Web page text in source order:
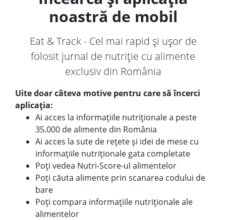
noastră de mobil
Eat & Track - Cel mai rapid și ușor de
folosit jurnal de nutriție cu alimente
exclusiv din România
Uite doar câteva motive pentru care să încerci
aplicația:
Ai acces la informațiile nutriționale a peste
35.000 de alimente din România
Ai acces la sute de rețete și idei de mese cu
informațiile nutriționale gata completate
Poți vedea Nutri-Score-ul alimentelor
Poți căuta alimente prin scanarea codului de
bare
Poți compara informațiile nutriționale ale
alimentelor